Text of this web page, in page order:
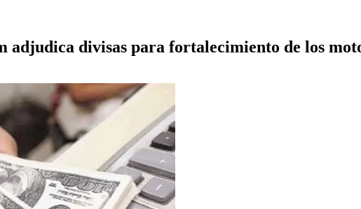
adjudica divisas para fortalecimiento de los